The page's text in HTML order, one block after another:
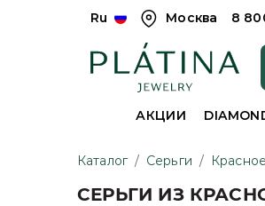
Ru Москва 8
АКЦИИ
Каталог / Серьги /
СЕРЬГИ ИЗ